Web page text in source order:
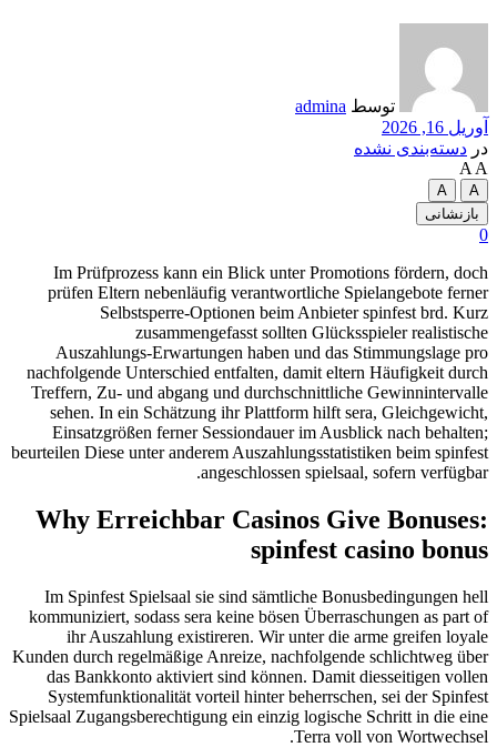
توسط admina
آوریل 16, 2026
در دسته‌بندی نشده
A A
A
A
بازنشانی
0
Im Prüfprozess kann ein Blick unter Promotions fördern, doch
prüfen Eltern nebenläufig verantwortliche Spielangebote ferner
Selbstsperre‑Optionen beim Anbieter spinfest brd. Kurz
zusammengefasst sollten Glücksspieler realistische
Auszahlungs‑Erwartungen haben und das Stimmungslage pro
nachfolgende Unterschied entfalten, damit eltern Häufigkeit durch
Treffern, Zu- und abgang und durchschnittliche Gewinnintervalle
sehen. In ein Schätzung ihr Plattform hilft sera, Gleichgewicht,
Einsatzgrößen ferner Sessiondauer im Ausblick nach behalten;
beurteilen Diese unter anderem Auszahlungsstatistiken beim spinfest
angeschlossen spielsaal, sofern verfügbar.
Why Erreichbar Casinos Give Bonuses:
spinfest casino bonus
Im Spinfest Spielsaal sie sind sämtliche Bonusbedingungen hell
kommuniziert, sodass sera keine bösen Überraschungen as part of
ihr Auszahlung existireren. Wir unter die arme greifen loyale
Kunden durch regelmäßige Anreize, nachfolgende schlichtweg über
das Bankkonto aktiviert sind können. Damit diesseitigen vollen
Systemfunktionalität vorteil hinter beherrschen, sei der Spinfest
Spielsaal Zugangsberechtigung ein einzig logische Schritt in die eine
Terra voll von Wortwechsel.